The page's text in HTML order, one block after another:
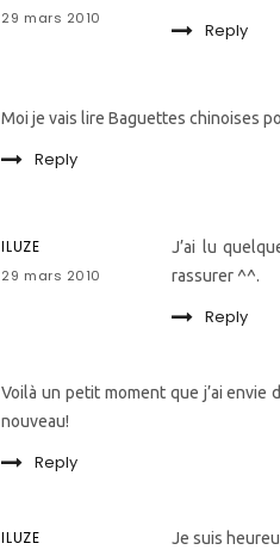
29 mars 2010
Reply
Moi je vais lire Baguettes chinoises
Reply
ILUZE
29 mars 2010
J’ai lu
rassurer ^^.
Reply
Voilà un petit moment que j’ai envie
nouveau!
Reply
ILUZE Je suis